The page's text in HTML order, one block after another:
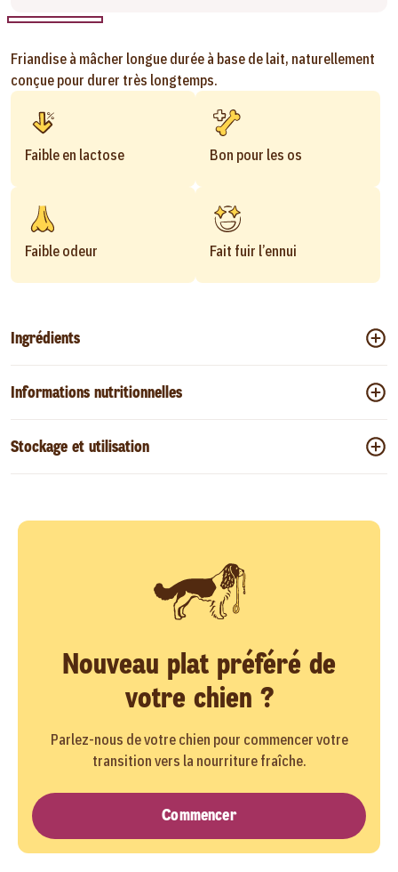
Friandise à mâcher longue durée à base de lait, naturellement
conçue pour durer très longtemps.
Faible en lactose Bon pour les os
Faible odeur Fait fuir l’ennui
Ingrédients
Informations nutritionnelles
Stockage et utilisation
Nouveau plat préféré de
votre chien ?
Parlez-nous de votre chien pour commencer votre
transition vers la nourriture fraîche.
Commencer